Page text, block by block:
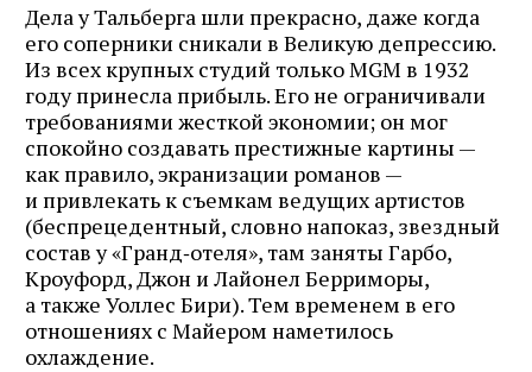
Дела у Тальберга шли прекрасно, даже когда
его соперники сникали в Великую депрессию.
Из всех крупных студий только MGM в 1932
году принесла прибыль. Его не ограничивали
требованиями жесткой экономии; он мог
спокойно создавать престижные картины —
как правило, экранизации романов —
и привлекать к съемкам ведущих артистов
(беспрецедентный, словно напоказ, звездный
состав у «Гранд‑отеля», там заняты Гарбо,
Кроуфорд, Джон и Лайонел Берриморы,
а также Уоллес Бири). Тем временем в его
отношениях с Майером наметилось
охлаждение.